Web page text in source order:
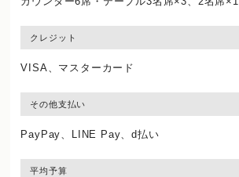
クレジット
VISA、マスターカード
その他支払い
PayPay、LINE Pay、d払い
平均予算